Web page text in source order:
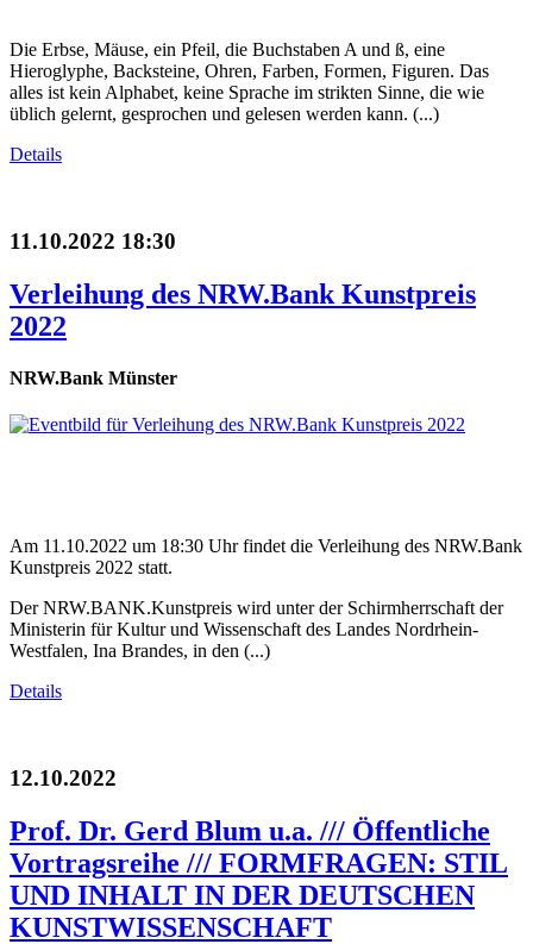
Die Erbse, Mäuse, ein Pfeil, die Buchstaben A und ß, eine
Hieroglyphe, Backsteine, Ohren, Farben, Formen, Figuren. Das
alles ist kein Alphabet, keine Sprache im strikten Sinne, die wie
üblich gelernt, gesprochen und gelesen werden kann. (...)
Details
11.10.2022 18:30
Verleihung des NRW.Bank Kunstpreis
2022
NRW.Bank Münster
Am 11.10.2022 um 18:30 Uhr findet die Verleihung des NRW.Bank
Kunstpreis 2022 statt.
Der NRW.BANK.Kunstpreis wird unter der Schirmherrschaft der
Ministerin für Kultur und Wissenschaft des Landes Nordrhein-
Westfalen, Ina Brandes, in den (...)
Details
12.10.2022
Prof. Dr. Gerd Blum u.a. /// Öffentliche
Vortragsreihe /// FORMFRAGEN: STIL
UND INHALT IN DER DEUTSCHEN
KUNSTWISSENSCHAFT